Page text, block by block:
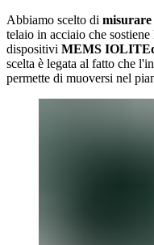
Abbiamo scelto di misurare
telaio in acciaio che
dispositivi MEMS
scelta è legata al fatto che
permette di muoversi nel